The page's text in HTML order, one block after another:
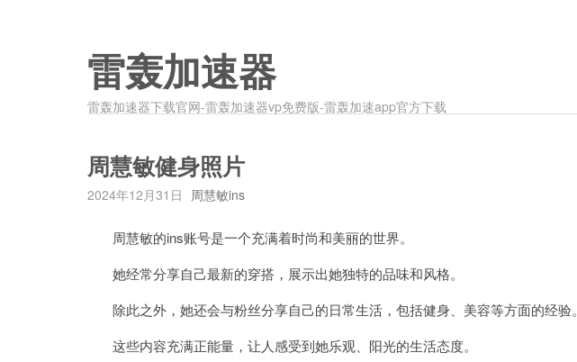
雷轰加速器
雷轰加速器下载官网-雷轰加速器vp免费版-雷轰加速app官方下载
周慧敏健身照片
2024年12月31日 周慧敏ins
周慧敏的ins账号是一个充满着时尚和美丽的世界。
她经常分享自己最新的穿搭，展示出她独特的品味和风格。
除此之外，她还会与粉丝分享自己的日常生活，包括健身、美容等方面的经验。
这些内容充满正能量，让人感受到她乐观、阳光的生活态度。